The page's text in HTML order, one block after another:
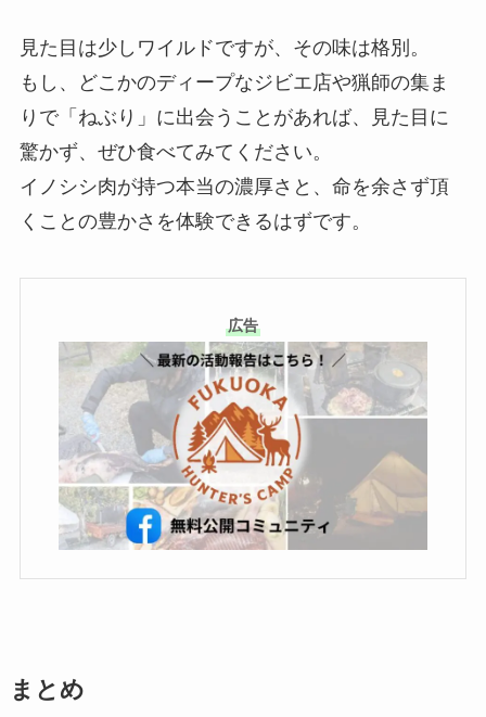
見た目は少しワイルドですが、その味は格別。
もし、どこかのディープなジビエ店や猟師の集ま
りで「ねぶり」に出会うことがあれば、見た目に
驚かず、ぜひ食べてみてください。
イノシシ肉が持つ本当の濃厚さと、命を余さず頂
くことの豊かさを体験できるはずです。
広告
まとめ